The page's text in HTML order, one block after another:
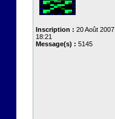
Inscription : 20 Août 2007,
18:21
Message(s) : 5145